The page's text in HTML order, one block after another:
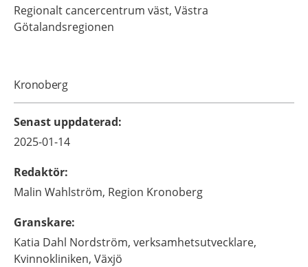
Regionalt cancercentrum väst, Västra
Götalandsregionen
Kronoberg
Senast uppdaterad:
2025-01-14
Redaktör:
Malin Wahlström, Region Kronoberg
Granskare:
Katia Dahl Nordström, verksamhetsutvecklare,
Kvinnokliniken, Växjö